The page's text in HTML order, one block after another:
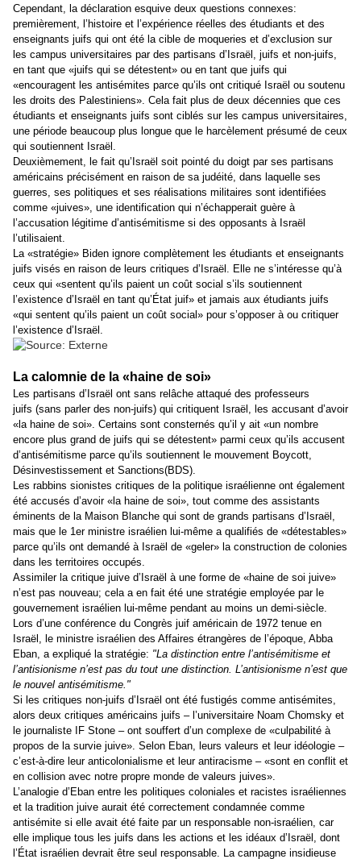
Cependant, la déclaration esquive deux questions connexes:
premièrement, l’histoire et l’expérience réelles des étudiants et des
enseignants juifs qui ont été la cible de moqueries et d’exclusion sur
les campus universitaires par des partisans d’Israël, juifs et non-juifs,
en tant que «juifs qui se détestent» ou en tant que juifs qui
«encouragent les antisémites parce qu’ils ont critiqué Israël ou soutenu
les droits des Palestiniens» . Cela fait plus de deux décennies que ces
étudiants et enseignants juifs sont ciblés sur les campus universitaires,
une période beaucoup plus longue que le harcèlement présumé de ceux
qui soutiennent Israël.
Deuxièmement, le fait qu’Israël soit pointé du doigt par ses partisans
américains précisément en raison de sa judéité, dans laquelle ses
guerres, ses politiques et ses réalisations militaires sont identifiées
comme «juives», une identification qui n’échapperait guère à
l’accusation légitime d’antisémitisme si des opposants à Israël
l’utilisaient.
La «stratégie» Biden ignore complètement les étudiants et enseignants
juifs visés en raison de leurs critiques d’Israël. Elle ne s’intéresse qu’à
ceux qui «sentent qu’ils paient un coût social s’ils soutiennent
l’existence d’Israël en tant qu’État juif» et jamais aux étudiants juifs
«qui sentent qu’ils paient un coût social» pour s’opposer à ou critiquer
l’existence d’Israël.
La calomnie de la «haine de soi»
Les partisans d’Israël ont sans relâche attaqué des professeurs
juifs (sans parler des non-juifs) qui critiquent Israël, les accusant d’avoir
«la haine de soi». Certains sont consternés qu’il y ait «un nombre
encore plus grand de juifs qui se détestent» parmi ceux qu’ils accusent
d’antisémitisme parce qu’ils soutiennent le mouvement Boycott,
Désinvestissement et Sanctions(BDS).
Les rabbins sionistes critiques de la politique israélienne ont également
été accusés d’avoir «la haine de soi», tout comme des assistants
éminents de la Maison Blanche qui sont de grands partisans d’Israël,
mais que le 1er ministre israélien lui-même a qualifiés de «détestables»
parce qu’ils ont demandé à Israël de «geler» la construction de colonies
dans les territoires occupés.
Assimiler la critique juive d’Israël à une forme de «haine de soi juive»
n’est pas nouveau; cela a en fait été une stratégie employée par le
gouvernement israélien lui-même pendant au moins un demi-siècle.
Lors d’une conférence du Congrès juif américain de 1972 tenue en
Israël, le ministre israélien des Affaires étrangères de l’époque, Abba
Eban, a expliqué la stratégie: "La distinction entre l’antisémitisme et
l’antisionisme n’est pas du tout une distinction. L’antisionisme n’est que
le nouvel antisémitisme."
Si les critiques non-juifs d’Israël ont été fustigés comme antisémites,
alors deux critiques américains juifs – l’universitaire Noam Chomsky et
le journaliste IF Stone – ont souffert d’un complexe de «culpabilité à
propos de la survie juive». Selon Eban, leurs valeurs et leur idéologie –
c’est-à-dire leur anticolonialisme et leur antiracisme – «sont en conflit et
en collision avec notre propre monde de valeurs juives».
L’analogie d’Eban entre les politiques coloniales et racistes israéliennes
et la tradition juive aurait été correctement condamnée comme
antisémite si elle avait été faite par un responsable non-israélien, car
elle implique tous les juifs dans les actions et les idéaux d’Israël, dont
l’État israélien devrait être seul responsable. La campagne insidieuse